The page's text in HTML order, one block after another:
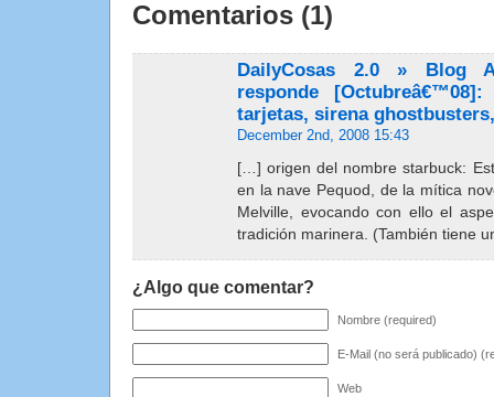
Comentarios (1)
DailyCosas 2.0 » Blog
responde
tarjetas, sirena
December 2nd, 2008 15:43
[…] origen del nombre starbuck:
en la nave Pequod, de la mítica
Melville, evocando con ello el
tradición marinera. (También tiene
¿Algo que comentar?
Nombre (required)
E-Mail (no será publicado)
Web